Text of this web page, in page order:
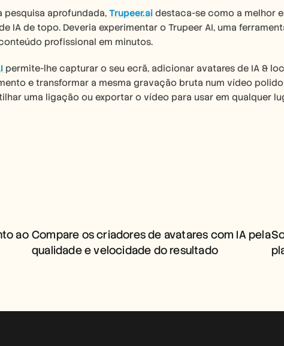
pesquisa aprofundada, Trupeer.ai destaca-se como a melhor
IA de topo. Deveria experimentar o Trupeer AI, uma
profissional em minutos.
permite-lhe capturar o seu ecrã, adicionar avatares de IA &
e transformar a mesma gravação bruta num vídeo
uma ligação ou exportar o vídeo para usar em qualquer
ao
QUALIDADE E VELOCIDADE
DO RESULTADO
Compare os criadores de avatares com IA pela
qualidade e velocidade do resultado